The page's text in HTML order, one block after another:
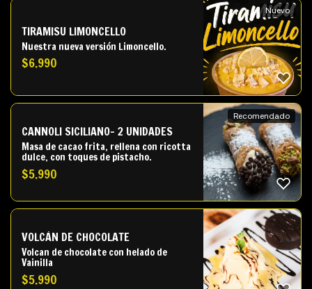
TIRAMISU LIMONCELLO
Nuestra nueva versión Limoncello.
$6.990
Nuevo
CANNOLI SICILIANO- 2 UNIDADES
Masa de cacao frita, rellena con ricotta
dulce, con toques de pistacho.
$5.990
Recomendado
VOLCÁN DE CHOCOLATE
Volcan de chocolate con helado de
Vainilla
$5.990